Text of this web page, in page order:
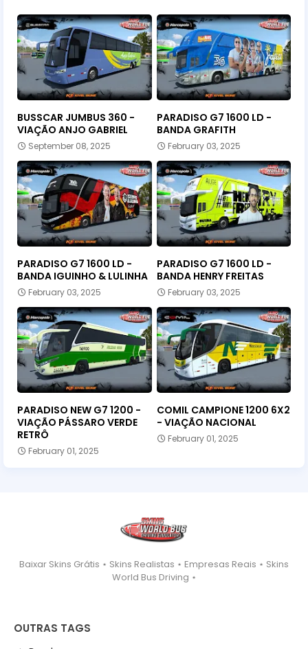
BUSSCAR JUMBUS 360 -
VIAÇÃO ANJO GABRIEL
September 08, 2025
PARADISO G7 1600 LD -
BANDA GRAFITH
February 03, 2025
PARADISO G7 1600 LD -
BANDA IGUINHO & LULINHA
February 03, 2025
PARADISO G7 1600 LD -
BANDA HENRY FREITAS
February 03, 2025
PARADISO NEW G7 1200 -
VIAÇÃO PÁSSARO VERDE
RETRÔ
February 01, 2025
COMIL CAMPIONE 1200 6X2
- VIAÇÃO NACIONAL
February 01, 2025
Baixar Skins Grátis ⋆ Skins Realistas ⋆ Empresas Reais ⋆ Skins
World Bus Driving ⋆
OUTRAS TAGS